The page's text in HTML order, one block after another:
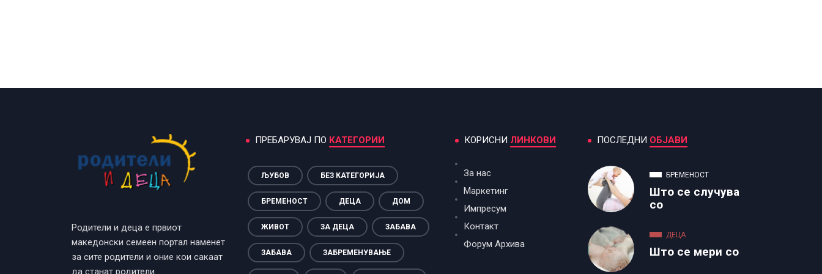
Родители и деца е првиот
македонски семеен портал наменет
за сите родители и оние кои сакаат
да станат родители.
ПРЕБАРУВАЈ ПО КАТЕГОРИИ
ЉУБОВ БЕЗ КАТЕГОРИЈА
БРЕМЕНОСТ ДЕЦА ДОМ
ЖИВОТ ЗА ДЕЦА ЗАБАВА
ЗАБАВА ЗАБРЕМЕНУВАЊЕ
КОРИСНИ ЛИНКОВИ
За нас
Маркетинг
Импресум
Контакт
Форум Архива
ПОСЛЕДНИ ОБЈАВИ
БРЕМЕНОСТ
Што се случува
со
ДЕЦА
Што се мери со